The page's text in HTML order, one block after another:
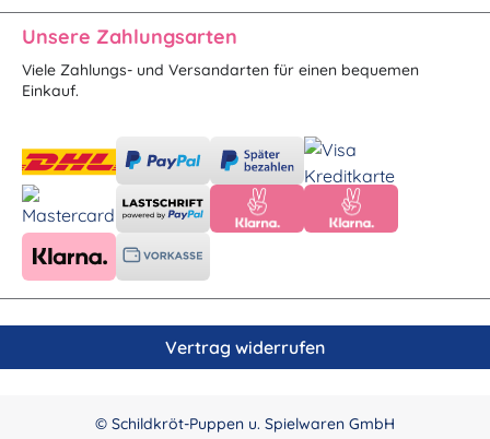
Unsere Zahlungsarten
Viele Zahlungs- und Versandarten für einen bequemen
Einkauf.
Vertrag widerrufen
© Schildkröt-Puppen u. Spielwaren GmbH